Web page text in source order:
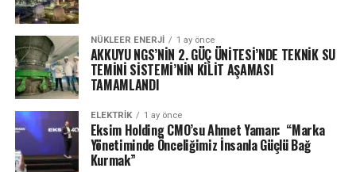
NÜKLEER ENERJI 1 ay önce
AKKUYU NGS’NİN 2. GÜÇ ÜNİTESİ’NDE TEKNİK SU
TEMİNİ SİSTEMİ’NİN KİLİT AŞAMASI
TAMAMLANDI
ELEKTRİK 1 ay önce
Eksim Holding CMO’su Ahmet Yaman: “Marka
Yönetiminde Önceliğimiz İnsanla Güçlü Bağ
Kurmak”